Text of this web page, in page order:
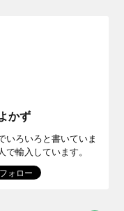
かず
いろいろと書いていま
輸入しています。